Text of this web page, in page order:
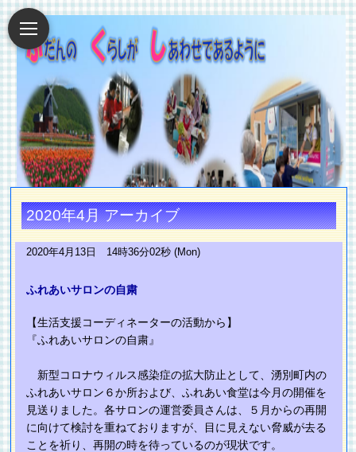
2020年4月 アーカイブ
2020年4月13日 14時36分02秒 (Mon)
ふれあいサロンの自粛
【生活支援コーディネーターの活動から】
『ふれあいサロンの自粛』
新型コロナウィルス感染症の拡大防止として、湧別町内の
ふれあいサロン６か所および、ふれあい食堂は今月の開催を
見送りました。各サロンの運営委員さんは、５月からの再開
に向けて検討を重ねておりますが、目に見えない脅威が去る
ことを祈り、再開の時を待っているのが現状です。